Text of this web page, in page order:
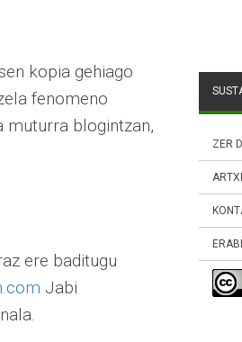
kopia gehiago
fenomeno
muturra blogintzan,
ere baditugu
Jabi
ZER